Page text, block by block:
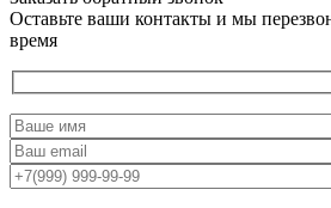
Оставьте ваши контакты и мы
время